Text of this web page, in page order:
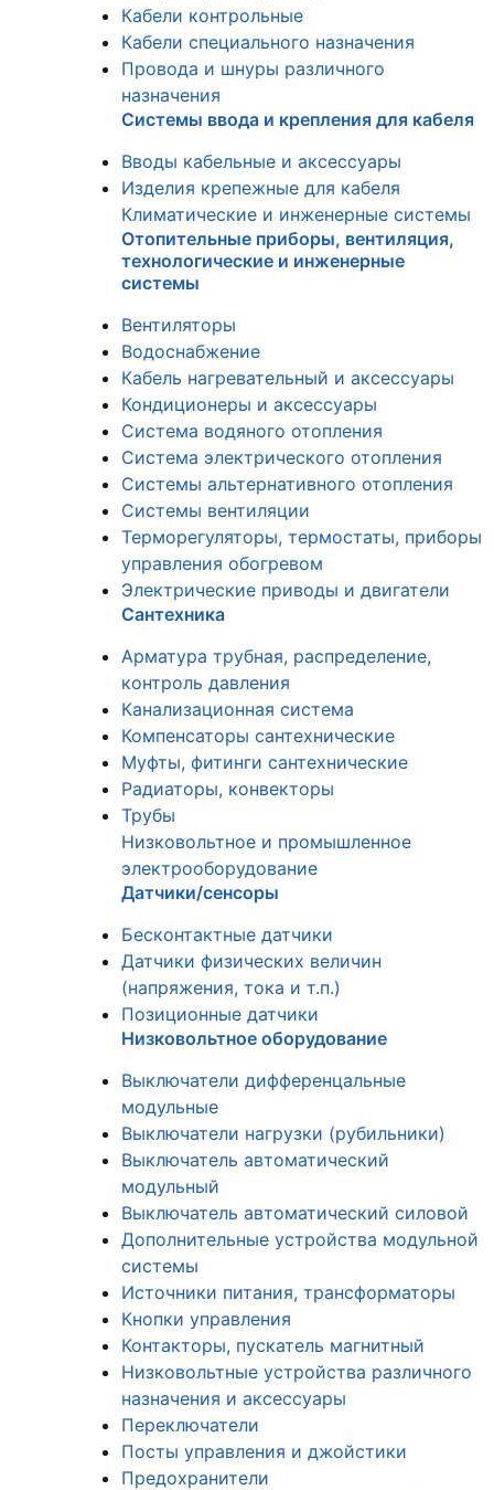
Кабели контрольные
Кабели специального назначения
Провода и шнуры различного
назначения
Системы ввода и крепления для кабеля
Вводы кабельные и аксессуары
Изделия крепежные для кабеля
Климатические и инженерные системы
Отопительные приборы, вентиляция,
технологические и инженерные
системы
Вентиляторы
Водоснабжение
Кабель нагревательный и аксессуары
Кондиционеры и аксессуары
Система водяного отопления
Система электрического отопления
Системы альтернативного отопления
Системы вентиляции
Терморегуляторы, термостаты, приборы
управления обогревом
Электрические приводы и двигатели
Сантехника
Арматура трубная, распределение,
контроль давления
Канализационная система
Компенсаторы сантехнические
Муфты, фитинги сантехнические
Радиаторы, конвекторы
Трубы
Низковольтное и промышленное
электрооборудование
Датчики/сенсоры
Бесконтактные датчики
Датчики физических величин
(напряжения, тока и т.п.)
Позиционные датчики
Низковольтное оборудование
Выключатели дифференцальные
модульные
Выключатели нагрузки (рубильники)
Выключатель автоматический
модульный
Выключатель автоматический силовой
Дополнительные устройства модульной
системы
Источники питания, трансформаторы
Кнопки управления
Контакторы, пускатель магнитный
Низковольтные устройства различного
назначения и аксессуары
Переключатели
Посты управления и джойстики
Предохранители